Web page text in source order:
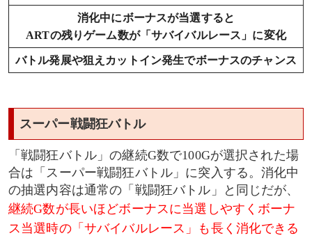
消化中にボーナスが当選すると
ARTの残りゲーム数が「サバイバルレース」に変化
バトル発展や狙えカットイン発生でボーナスのチャンス
スーパー戦闘狂バトル
「戦闘狂バトル」の継続G数で100Gが選択された場
合は「スーパー戦闘狂バトル」に突入する。消化中
の抽選内容は通常の「戦闘狂バトル」と同じだが、
継続G数が長いほどボーナスに当選しやすくボーナ
ス当選時の「サバイバルレース」も長く消化できる